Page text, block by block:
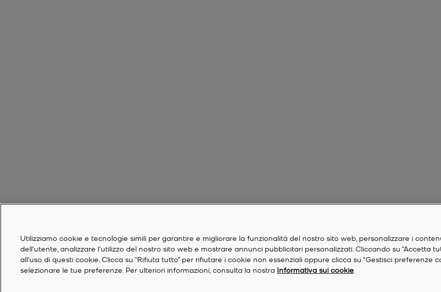
Utilizziamo cookie e tecnologie simili per garantire e migliorare la funzionalità del nostro sito web, personalizzare i
dell'utente, analizzare l'utilizzo del nostro sito web e mostrare annunci pubblicitari personalizzati. Cliccando su “Accetta
all'uso di questi cookie. Clicca su “Rifiuta tutto” per rifiutare i cookie non essenziali oppure clicca su “Gestisci preferenze
selezionare le tue preferenze. Per ulteriori informazioni, consulta la nostra Informativa sui cookie